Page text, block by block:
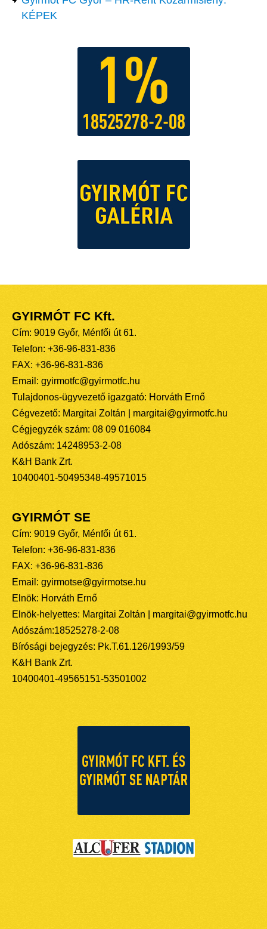
KÉPEK
GYIRMÓT FC Kft.
Cím: 9019 Győr, Ménfői út 61.
Telefon: +36-96-831-836
FAX: +36-96-831-836
Email: gyirmotfc@gyirmotfc.hu
Tulajdonos-ügyvezető igazgató: Horváth Ernő
Cégvezető: Margitai Zoltán | margitai@gyirmotfc.hu
Cégjegyzék szám: 08 09 016084
Adószám: 14248953-2-08
K&H Bank Zrt.
10400401-50495348-49571015
GYIRMÓT SE
Cím: 9019 Győr, Ménfői út 61.
Telefon: +36-96-831-836
FAX: +36-96-831-836
Email: gyirmotse@gyirmotse.hu
Elnök: Horváth Ernő
Elnök-helyettes: Margitai Zoltán | margitai@gyirmotfc.hu
Adószám:18525278-2-08
Bírósági bejegyzés: Pk.T.61.126/1993/59
K&H Bank Zrt.
10400401-49565151-53501002